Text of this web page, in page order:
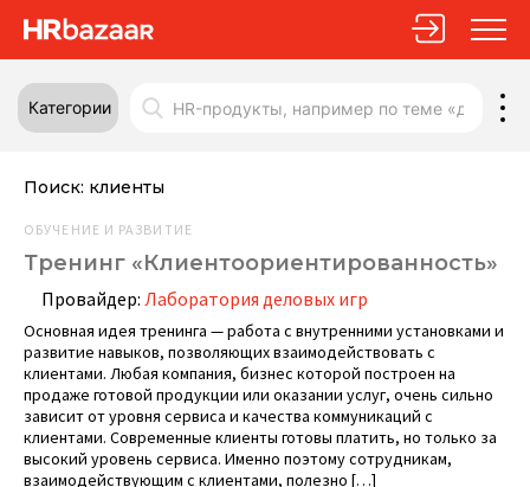
Категории
Поиск: клиенты
ОБУЧЕНИЕ И РАЗВИТИЕ
Тренинг «Клиентоориентированность»
Провайдер: Лаборатория деловых игр
Основная идея тренинга — работа с внутренними установками и
развитие навыков, позволяющих взаимодействовать с
клиентами. Любая компания, бизнес которой построен на
продаже готовой продукции или оказании услуг, очень сильно
зависит от уровня сервиса и качества коммуникаций с
клиентами. Современные клиенты готовы платить, но только за
высокий уровень сервиса. Именно поэтому сотрудникам,
взаимодействующим с клиентами, полезно […]